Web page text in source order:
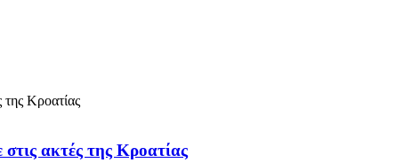
ακτές της Κροατίας